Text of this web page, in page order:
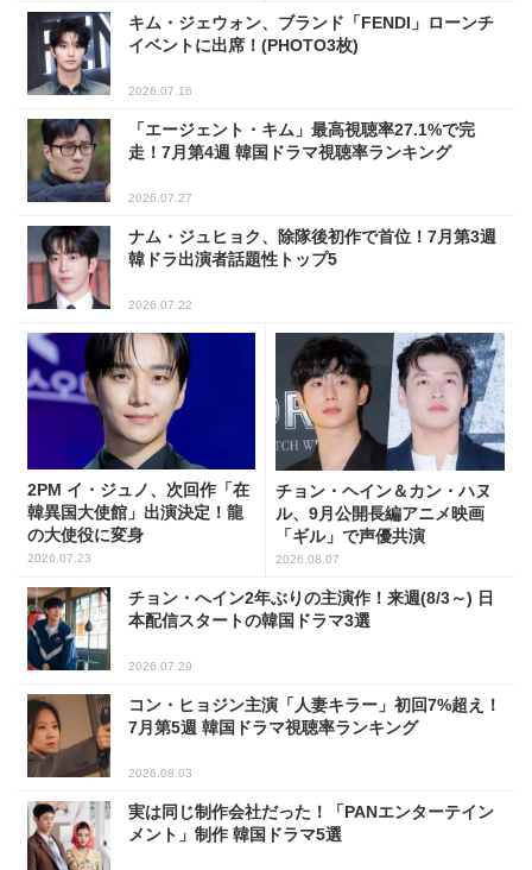
キム・ジェウォン、ブランド「FENDI」ローンチ
イベントに出席！(PHOTO3枚)
2026.07.16
「エージェント・キム」最高視聴率27.1%で完
走！7月第4週 韓国ドラマ視聴率ランキング
2026.07.27
ナム・ジュヒョク、除隊後初作で首位！7月第3週
韓ドラ出演者話題性トップ5
2026.07.22
2PM イ・ジュノ、次回作「在
韓異国大使館」出演決定！龍
の大使役に変身
2026.07.23
チョン・ヘイン＆カン・ハヌ
ル、9月公開長編アニメ映画
「ギル」で声優共演
2026.08.07
チョン・へイン2年ぶりの主演作！来週(8/3～) 日
本配信スタートの韓国ドラマ3選
2026.07.29
コン・ヒョジン主演「人妻キラー」初回7%超え！
7月第5週 韓国ドラマ視聴率ランキング
2026.08.03
実は同じ制作会社だった！「PANエンターテイン
メント」制作 韓国ドラマ5選